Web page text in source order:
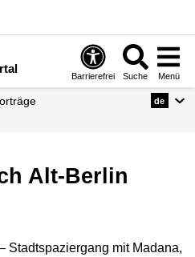
Barrierefrei Suche Menü
de
Alt-Berlin
Stadtspaziergang mit Madana,